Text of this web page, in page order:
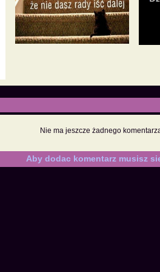
Nie ma jeszcze żadnego
Aby dodac komentarz musisz